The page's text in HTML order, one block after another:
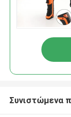
Συνιστώμενα